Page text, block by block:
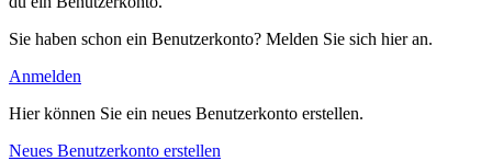
Sie haben schon ein Benutzerkonto? Melden Sie sich hier an.
Anmelden
Hier können Sie ein neues Benutzerkonto erstellen.
Neues Benutzerkonto erstellen